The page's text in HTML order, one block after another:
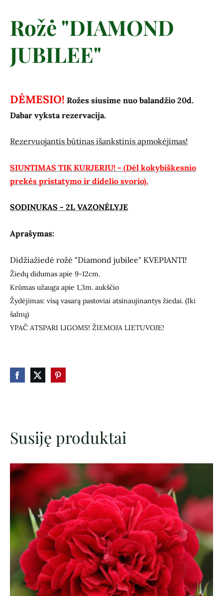
Rožė "DIAMOND
JUBILEE"
DĖMESIO! Rožes siusime nuo balandžio 20d.
Dabar vyksta rezervacija.
Rezervuojantis būtinas išankstinis apmokėjimas!
SIUNTIMAS TIK KURJERIU! - (Dėl kokybiškesnio
prekės pristatymo ir didelio svorio).
SODINUKAS - 2L VAZONĖLYJE
Aprašymas:
Didžiažiedė rožė "Diamond jubilee" KVEPIANTI!
Žiedų didumas apie 9-12cm.
Krūmas užauga apie 1,3m. aukščio
Žydėjimas: visą vasarą pastoviai atsinaujinantys žiedai. (Iki
šalnų)
YPAČ ATSPARI LIGOMS! ŽIEMOJA LIETUVOJE!
Susiję produktai